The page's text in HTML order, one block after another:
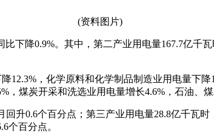
(资料图片)
下降0.9%。其中，第二产业用电量167.7亿千
12.3%，化学原料和化学制品制造业用电量下
煤炭开采和洗选业用电量增长4.6%，石油、
升0.6个百分点；第三产业用电量28.8亿千瓦
个百分点。